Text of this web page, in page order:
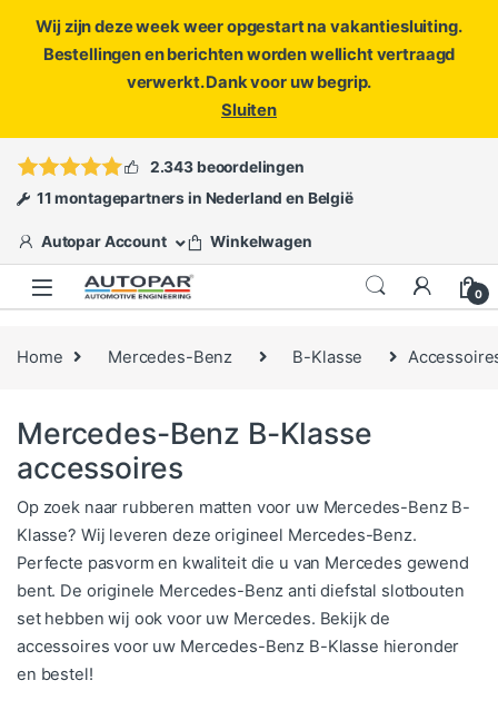
Wij zijn deze week weer opgestart na vakantiesluiting.
Bestellingen en berichten worden wellicht vertraagd
verwerkt. Dank voor uw begrip.
Sluiten
ofopen een ticket
2.343 beoordelingen
11 montagepartners in Nederland en België
Autopar Account Winkelwagen
0
Home Mercedes-Benz B-Klasse
Mercedes-Benz B-Klasse
accessoires
Op zoek naar rubberen matten voor uw Mercedes-Benz B-
Klasse? Wij leveren deze origineel Mercedes-Benz.
Perfecte pasvorm en kwaliteit die u van Mercedes gewend
bent. De originele Mercedes-Benz anti diefstal slotbouten
set hebben wij ook voor uw Mercedes. Bekijk de
accessoires voor uw Mercedes-Benz B-Klasse hieronder
en bestel!